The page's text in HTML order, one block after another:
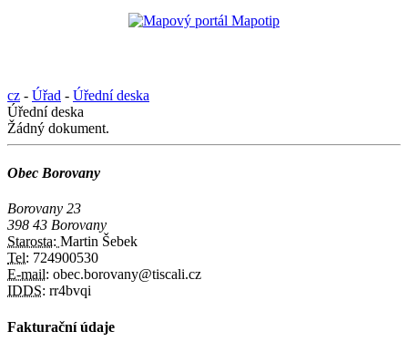
cz - Úřad - Úřední deska
Úřední deska
Žádný dokument.
Obec Borovany
Borovany 23
398 43 Borovany
Starosta: Martin Šebek
Tel: 724900530
E-mail: obec.borovany@tiscali.cz
IDDS: rr4bvqi
Fakturační údaje